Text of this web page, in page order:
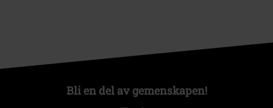
Bli en del av gemenskapen!